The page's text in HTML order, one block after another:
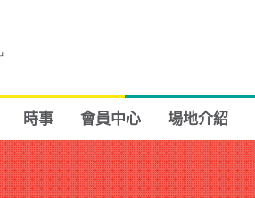
時事 會員中心 場地介紹